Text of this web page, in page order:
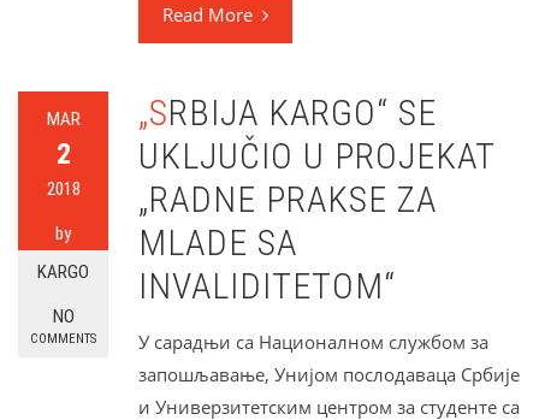
Read More
MAR
2
2018
by
KARGO
NO
COMMENTS
„SRBIJA KARGO“ SE
UKLJUČIO U PROJEKAT
„RADNE PRAKSE ZA
MLADE SA
INVALIDITETOM“
У сарадњи са Националном службом за
запошљавање, Унијом послодаваца Србије
и Универзитетским центром за студенте са